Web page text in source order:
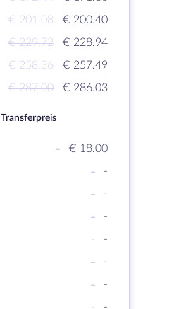
€ 201.08
€ 200.40
€ 229.72
€ 228.94
€ 258.36
€ 257.49
€ 287.00 € 286.03
Transferpreis
-
€ 18.00
-
-
-
-
-
-
-
-
-
-
-
-